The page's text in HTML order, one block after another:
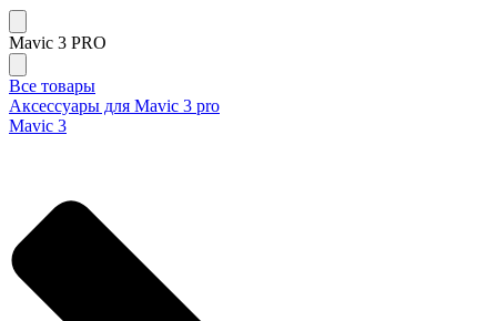
Mavic 3 PRO
Все товары
Аксессуары для Mavic 3 pro
Mavic 3